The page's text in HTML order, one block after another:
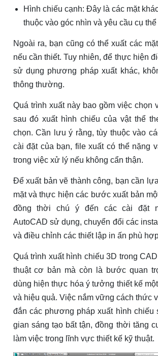
Hình chiếu cạnh: Đây là các mặt
thuộc vào góc nhìn và yêu cầu cụ
Ngoài ra, bạn cũng có thể xuất các
nếu cần thiết. Tuy nhiên, để thực hiện
sử dụng phương pháp xuất khác,
thông thường.
Quá trình xuất này bao gồm việc chọn
sau đó xuất hình chiếu của vật thể
chọn. Cần lưu ý rằng, tùy thuộc vào
cài đặt của bạn, file xuất có thể nặng
trong việc xử lý nếu không cẩn thận.
Để xuất bản vẽ thành công, bạn cần
mặt và thực hiện các bước xuất bản
đồng thời chú ý đến các cài đặt
AutoCAD sử dụng, chuyển đổi các
và điều chỉnh các thiết lập in ấn phù
Quá trình xuất hình chiếu 3D trong
thuật cơ bản mà còn là bước quan
dùng hiện thực hóa ý tưởng thiết kế
và hiệu quả. Việc nắm vững cách thức
đắn các phương pháp xuất hình chiếu
gian sáng tạo bất tận, đồng thời tăng
làm việc trong lĩnh vực thiết kế kỹ thuật.